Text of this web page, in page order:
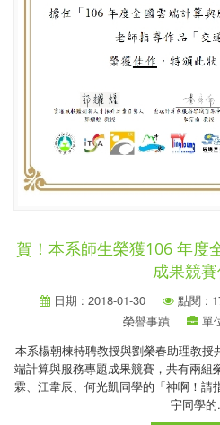
賀！本系師生榮獲106 年度
成果競
日期 : 2018-01-30 點閱 :
榮譽事蹟
單
本系楊朝棟特聘教授與劉榮春助理教
端計算與服務專題成果競賽，共有兩組
霖、江韋辰、何光凱同學的「神啊！請
宇同學